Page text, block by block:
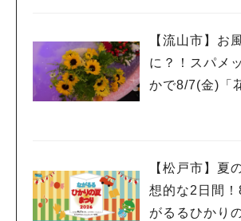
【流山市】お
に？！スパメ
かで8/7(金)「
【松戸市】夏
想的な2日間
がるるひかり